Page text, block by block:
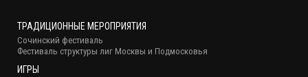
ТРАДИЦИОННЫЕ МЕРОПРИЯТИЯ
Сочинский фестиваль
Фестиваль структуры лиг Москвы и Подмосковья
ИГРЫ